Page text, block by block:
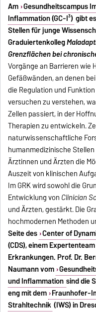
Am Gesundheitscampus
Inflammation (GC-I³) gibt
Stellen für junge
Graduiertenkolleg
Grenzflächen bei
Vorgänge an Barrieren wie
Gefäßwänden, an denen
die Regulation und
versuchen zu verstehen,
Zellen passiert, in der
Therapien zu entwickeln.
naturwissenschaftliche
humanmedizinische
Ärztinnen und Ärzten die
Auszeit von klinischen
Im GRK wird sowohl die
Entwicklung von Clinician
und Ärzten, gestärkt. Die
hochmodernen Methoden
Seite des Center of
(CDS), einem
Erkrankungen. Prof. Dr.
Naumann vom
und Inflammation sind die
eng mit dem Fraunhofer-
Strahltechnik (IWS) in